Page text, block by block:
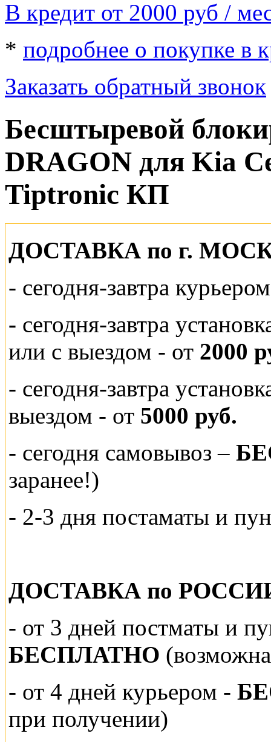
В кредит от 2000 руб /
* подробнее о покупке в
Заказать обратный звонок
Бесштыревой
DRAGON для Kia
Tiptroniс КП
ДОСТАВКА по г.
- сегодня-завтра
- сегодня-завтра
или с выездом - от 2000
- сегодня-завтра
выездом - от 5000 руб.
- сегодня самовывоз –
заранее!)
- 2-3 дня постаматы и
ДОСТАВКА по
- от 3 дней постматы и
БЕСПЛАТНО
- от 4 дней курьером -
при получении)